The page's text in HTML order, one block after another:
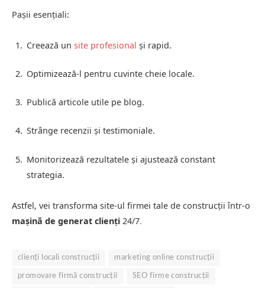
Pașii esențiali:
Creează un site profesional și rapid.
Optimizează-l pentru cuvinte cheie locale.
Publică articole utile pe blog.
Strânge recenzii și testimoniale.
Monitorizează rezultatele și ajustează constant
strategia.
Astfel, vei transforma site-ul firmei tale de construcții într-o
mașină de generat clienți 24/7.
clienți locali construcții marketing online construcții
promovare firmă construcții SEO firme construcții